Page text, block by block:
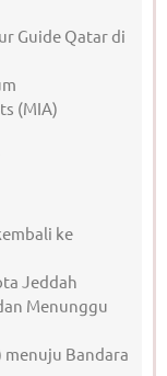
Qatar di
(MIA)
ke
Jeddah
Menunggu
Bandara